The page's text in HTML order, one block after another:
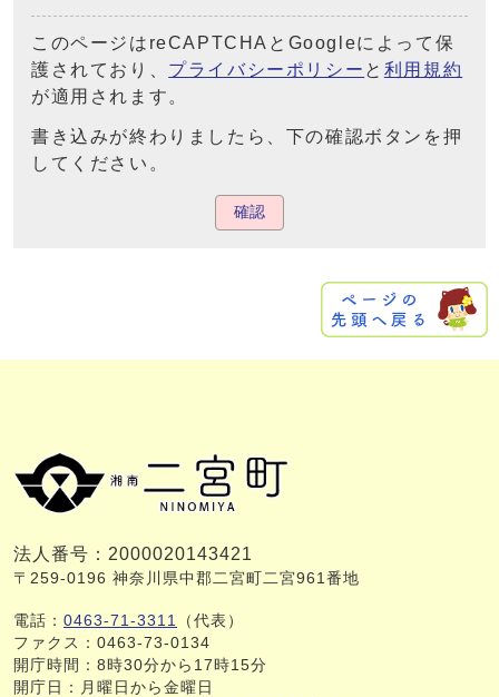
このページはreCAPTCHAとGoogleによって保
護されており、 プライバシーポリシー と 利用規約
が適用されます。
書き込みが終わりましたら、下の確認ボタンを押
してください。
確認
法人番号：2000020143421
〒259-0196 神奈川県中郡二宮町二宮961番地
電話： 0463-71-3311
（代表）
ファクス：0463-73-0134
開庁時間：8時30分から17時15分
開庁日：月曜日から金曜日